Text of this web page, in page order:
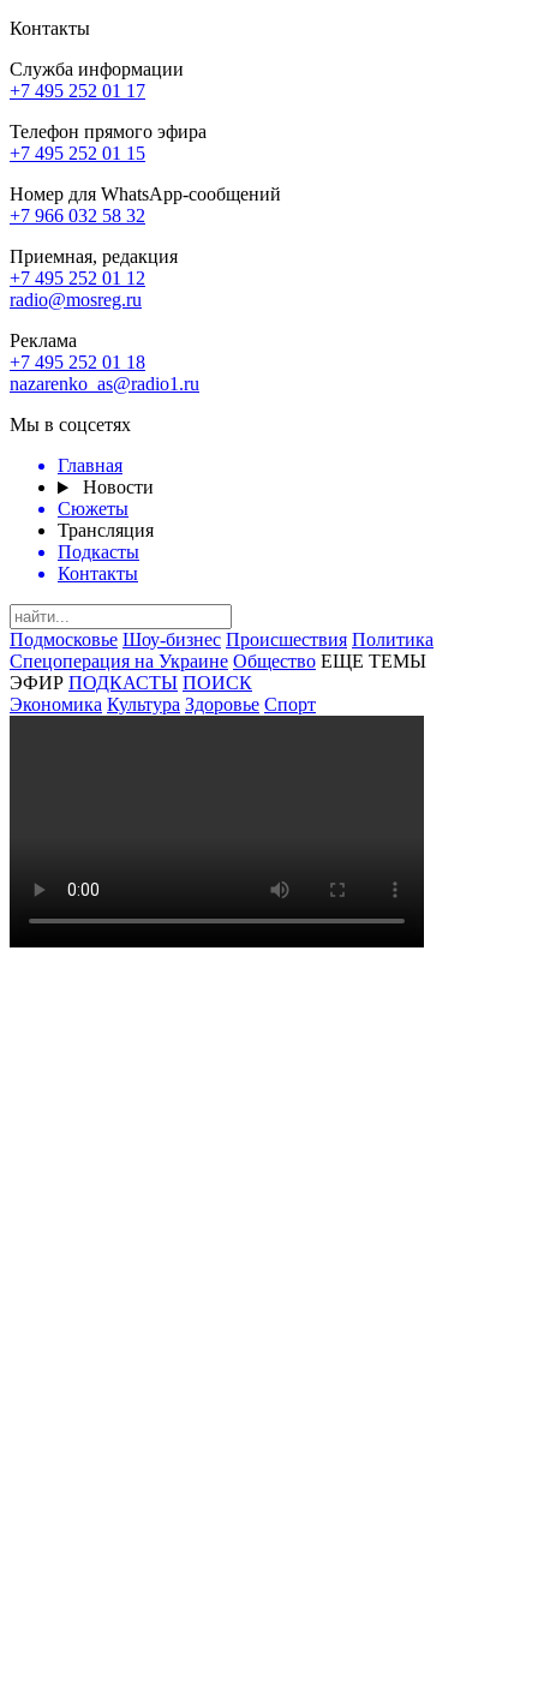
Контакты
Служба информации
+7 495 252 01 17
Телефон прямого эфира
+7 495 252 01 15
Номер для WhatsApp-сообщений
+7 966 032 58 32
Приемная, редакция
+7 495 252 01 12
radio@mosreg.ru
Реклама
+7 495 252 01 18
nazarenko_as@radio1.ru
Мы в соцсетях
Главная
Новости
Сюжеты
Трансляция
Подкасты
Контакты
Подмосковье Шоу-бизнес Происшествия Политика
Спецоперация на Украине Общество ЕЩЕ ТЕМЫ
ЭФИР ПОДКАСТЫ ПОИСК
Экономика Культура Здоровье Спорт